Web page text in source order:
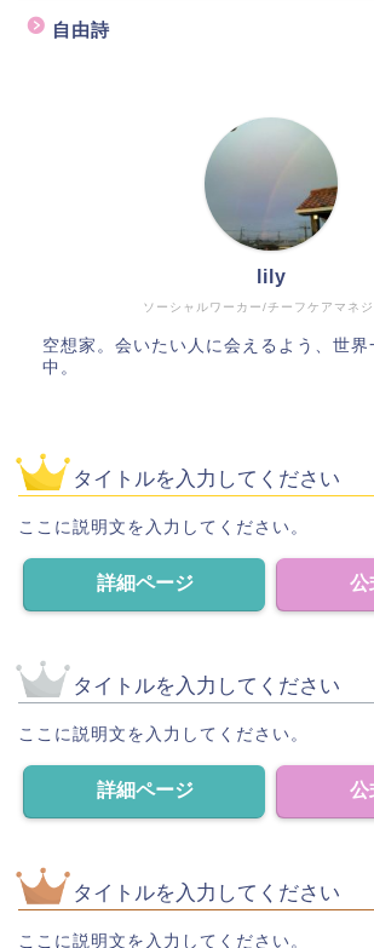
自由詩
ソーシャルワーカー/チーフケアマネジ
lily
空想家。会いたい人に会えるよう、世
中。
タイトルを入力してください
ここに説明文を入力してください。
詳細ページ 公
タイトルを入力してください
ここに説明文を入力してください。
詳細ページ 公
タイトルを入力してください
ここに説明文を入力してください。